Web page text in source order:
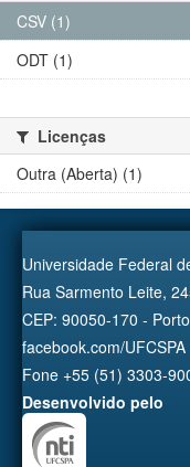
CSV (1)
ODT (1)
Licenças
Outra (Aberta) (1)
Universidade Federal
Rua Sarmento Leite,
CEP: 90050-170 -
facebook.com/
Fone +55 (51) 3303-
Desenvolvido pelo